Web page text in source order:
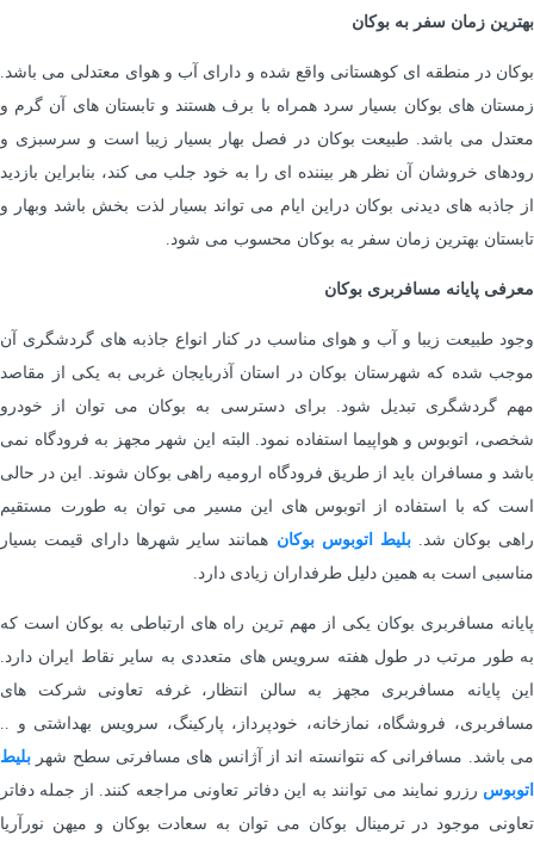
بهترین زمان سفر به بوکان
بوکان در منطقه ای کوهستانی واقع شده و دارای آب و هوای معتدلی می باشد.
زمستان های بوکان بسیار سرد همراه با برف هستند و تابستان های آن گرم و
معتدل می باشد. طبیعت بوکان در فصل بهار بسیار زیبا است و سرسبزی و
رودهای خروشان آن نظر هر بیننده ای را به خود جلب می کند، بنابراین بازدید
از جاذبه های دیدنی بوکان دراین ایام می تواند بسیار لذت بخش باشد وبهار و
تابستان بهترین زمان سفر به بوکان محسوب می شود.
معرفی پایانه مسافربری بوکان
وجود طبیعت زیبا و آب و هوای مناسب در کنار انواع جاذبه های گردشگری آن
موجب شده که شهرستان بوکان در استان آذربایجان غربی به یکی از مقاصد
مهم گردشگری تبدیل شود. برای دسترسی به بوکان می توان از خودرو
شخصی، اتوبوس و هواپیما استفاده نمود. البته این شهر مجهز به فرودگاه نمی
باشد و مسافران باید از طریق فرودگاه ارومیه راهی بوکان شوند. این در حالی
است که با استفاده از اتوبوس های این مسیر می توان به طورت مستقیم
راهی بوکان شد.بلیط اتوبوس بوکان همانند سایر شهرها دارای قیمت بسیار
مناسبی است به همین دلیل طرفداران زیادی دارد.
پایانه مسافربری بوکان یکی از مهم ترین راه های ارتباطی به بوکان است که
به طور مرتب در طول هفته سرویس های متعددی به سایر نقاط ایران دارد.
این پایانه مسافربری مجهز به سالن انتظار، غرفه تعاونی شرکت های
مسافربری، فروشگاه، نمازخانه، خودپرداز، پارکینگ، سرویس بهداشتی و ..
می باشد. مسافرانی که نتوانسته اند از آژانس های مسافرتی سطح شهر بلیط
اتوبوس رزرو نمایند می توانند به این دفاتر تعاونی مراجعه کنند. از جمله دفاتر
تعاونی موجود در ترمینال بوکان می توان به سعادت بوکان و میهن نورآریا